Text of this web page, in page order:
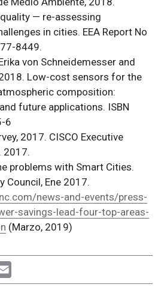
quality — re-assessing
in cities. EEA Report No
8449.
von Schneidemesser and
Low-cost sensors for the
composition:
future applications. ISBN
6
2017. CISCO Executive
2017.
problems with Smart Cities.
Council, Ene 2017.
news-and-events/press-
savings-lead-four-top-areas-
(Marzo, 2019)